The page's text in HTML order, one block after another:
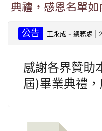
典禮，感恩名單如
公告 王永成 -總務處 |
感謝各界贊助
屆)畢業典禮